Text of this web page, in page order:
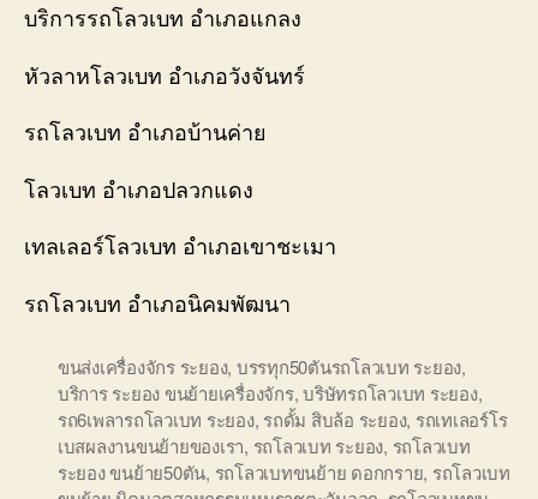
บริการรถโลวเบท อำเภอแกลง
หัวลาหโลวเบท อำเภอวังจันทร์
รถโลวเบท อำเภอบ้านค่าย
โลวเบท อำเภอปลวกแดง
เทลเลอร์โลวเบท อำเภอเขาชะเมา
รถโลวเบท อำเภอนิคมพัฒนา
ขนส่งเครื่องจักร ระยอง, บรรทุก50ตันรถโลวเบท ระยอง,
บริการ ระยอง ขนย้ายเครื่องจักร,บริษัทรถโลวเบท ระยอง,
รถ6เพลารถโลวเบท ระยอง, รถดั้ม สิบล้อ ระยอง, รถเทเลอร์โร
เบสผลงานขนย้ายของเรา, รถโลวเบท ระยอง, รถโลวเบท
ระยอง ขนย้าย50ตัน, รถโลวเบทขนย้าย ดอกกราย, รถโลวเบท